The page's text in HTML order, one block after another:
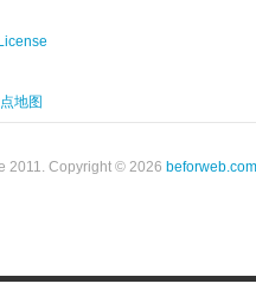
地图
2011. Copyright © 2026 beforweb.com